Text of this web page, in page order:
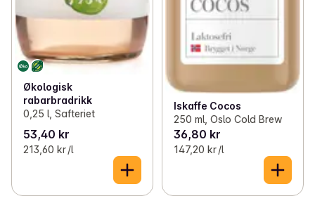
Økologisk
rabarbradrikk
0,25 l, Safteriet
53,40 kr
213,60 kr /l
Iskaffe Cocos
250 ml, Oslo Cold Brew
36,80 kr
147,20 kr /l